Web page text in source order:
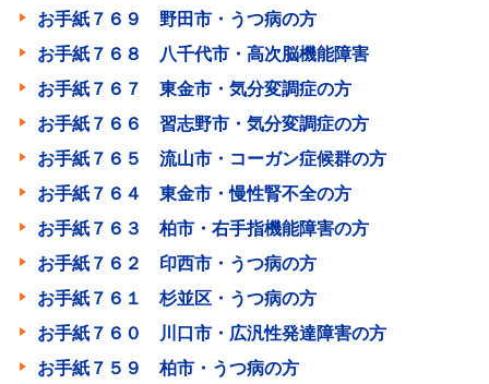
お手紙７６９ 野田市・うつ病の方
お手紙７６８ 八千代市・高次脳機能障害
お手紙７６７ 東金市・気分変調症の方
お手紙７６６ 習志野市・気分変調症の方
お手紙７６５ 流山市・コーガン症候群の方
お手紙７６４ 東金市・慢性腎不全の方
お手紙７６３ 柏市・右手指機能障害の方
お手紙７６２ 印西市・うつ病の方
お手紙７６１ 杉並区・うつ病の方
お手紙７６０ 川口市・広汎性発達障害の方
お手紙７５９ 柏市・うつ病の方